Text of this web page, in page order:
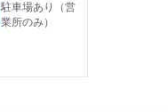
駐車場あり（営
業所のみ）